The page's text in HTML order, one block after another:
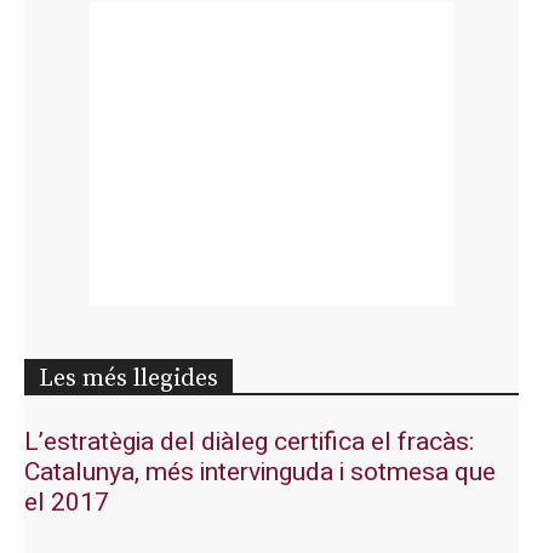
Les més llegides
L’estratègia del diàleg certifica el fracàs:
Catalunya, més intervinguda i sotmesa que
el 2017